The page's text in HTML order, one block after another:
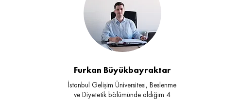
Furkan Büyükbayraktar
İstanbul Gelişim Üniversitesi, Beslenme
ve Diyetetik bölümünde aldığım 4